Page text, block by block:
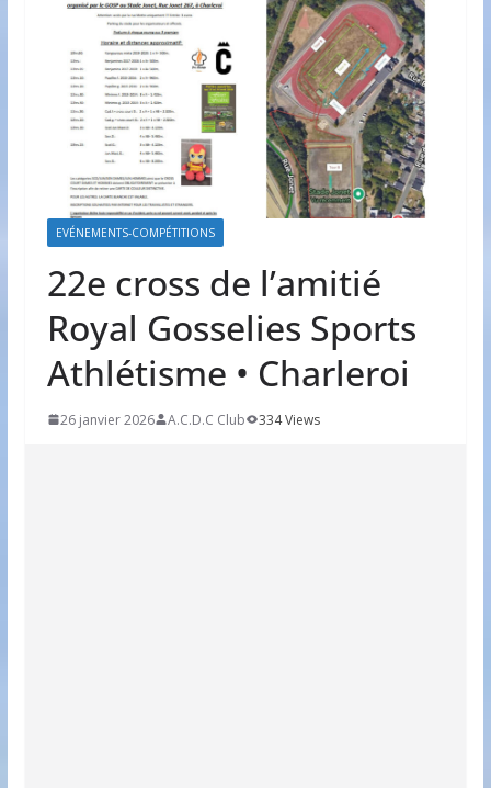
EVÉNEMENTS-COMPÉTITIONS
22e cross de l’amitié
Royal Gosselies Sports
Athlétisme • Charleroi
26 janvier 2026 A.C.D.C Club 334 Views